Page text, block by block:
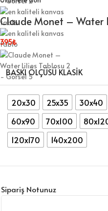
Claude Monet – Water
395₺
BASKI ÖLÇÜSÜ KLASIK
20x30 25x35 30x40
60x90
70x100
120x170
140x200
Sipariş Notunuz